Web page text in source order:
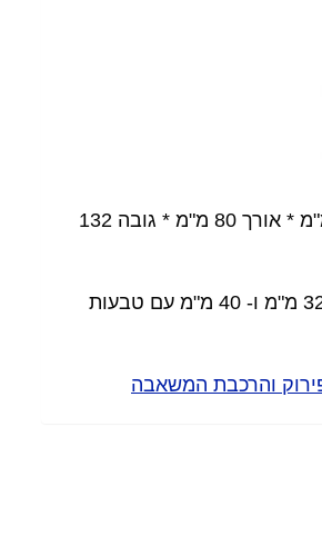
בקר: רוחב 22 מ"מ * אורך 80 מ"מ * גובה 132
כולל: מחבר שן 32 מ"מ ו- 40 מ"מ עם טבעות
והרכבת המשאבה